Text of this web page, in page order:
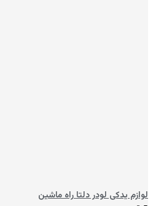
لوازم یدکی لودر دلتا راه ماشین